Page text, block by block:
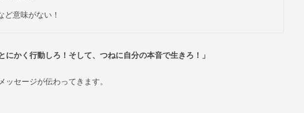
ど意味がない！
にかく行動しろ！そして、つねに自分の本音で生きろ！」
ッセージが伝わってきます。